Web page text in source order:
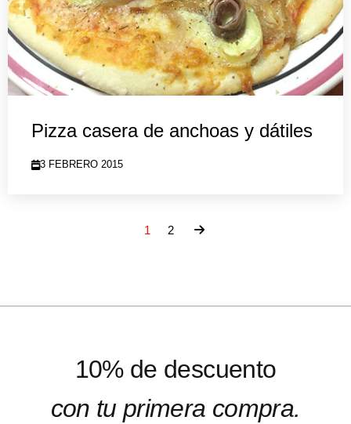
Pizza casera de anchoas y dátiles
3 FEBRERO 2015
1 2
10% de descuento
con tu primera compra.